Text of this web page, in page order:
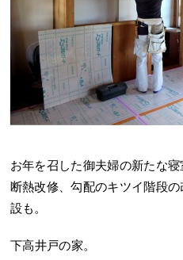
お年を召した御夫婦の新たな寝
断熱改修、勾配のキツイ階段
設も。
下高井戸の家。